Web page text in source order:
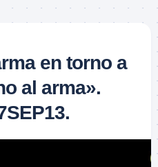
en torno a
al arma».